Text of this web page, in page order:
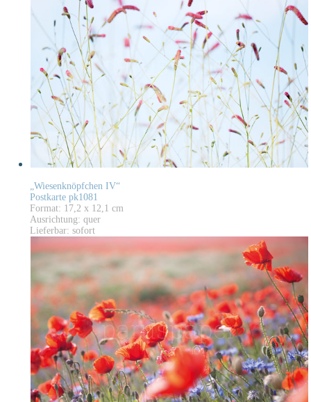
„Wiesenknöpfchen IV“
Postkarte pk1081
Format: 17,2 x 12,1 cm
Ausrichtung: quer
Lieferbar: sofort